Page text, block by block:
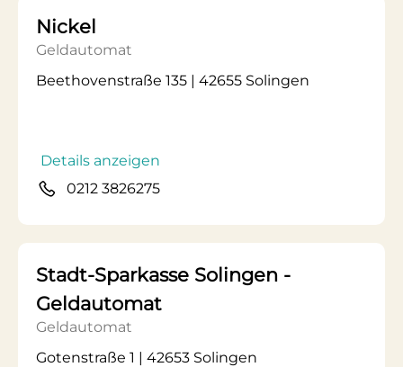
Nickel
Geldautomat
Beethovenstraße 135 | 42655 Solingen
Details anzeigen
0212 3826275
Stadt-Sparkasse Solingen -
Geldautomat
Geldautomat
Gotenstraße 1 | 42653 Solingen